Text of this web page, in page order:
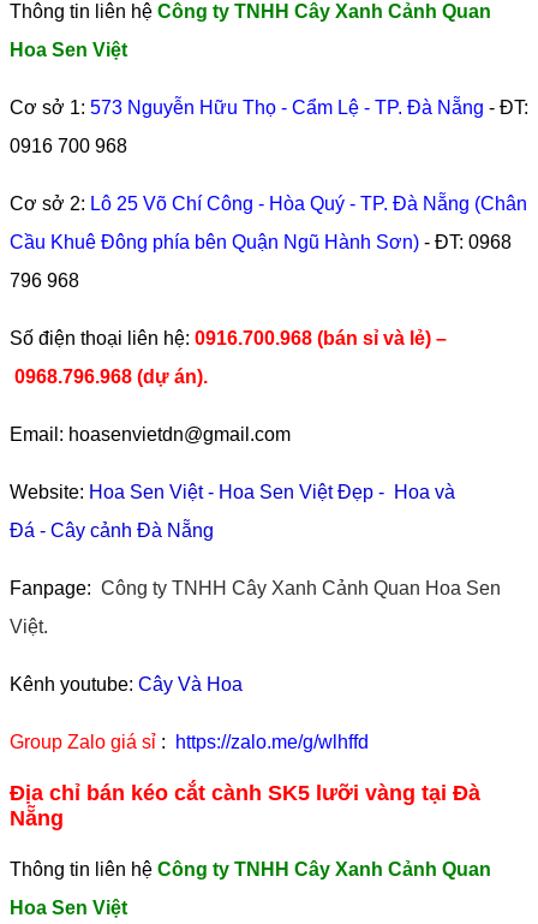
Thông tin liên hệ Công ty TNHH Cây Xanh Cảnh Quan
Hoa Sen Việt
Cơ sở 1: 573 Nguyễn Hữu Thọ - Cẩm Lệ - TP. Đà Nẵng - ĐT:
0916 700 968
Cơ sở 2: Lô 25 Võ Chí Công - Hòa Quý - TP. Đà Nẵng (Chân
Cầu Khuê Đông phía bên Quận Ngũ Hành Sơn) - ĐT: 0968
796 968
​Số điện thoại liên hệ: 0916.700.968 (bán sỉ và lẻ) –
0968.796.968 (dự án).
Email: hoasenvietdn@gmail.com
Website: Hoa Sen Việt- Hoa Sen Việt Đẹp - Hoa và
Đá - Cây cảnh Đà Nẵng
Fanpage: Công ty TNHH Cây Xanh Cảnh Quan Hoa Sen
Việt.
Kênh youtube: Cây Và Hoa
Group Zalo giá sỉ : https://zalo.me/g/wlhffd
Địa chỉ bán kéo cắt cành SK5 lưỡi vàng tại Đà
Nẵng
Thông tin liên hệ Công ty TNHH Cây Xanh Cảnh Quan
Hoa Sen Việt